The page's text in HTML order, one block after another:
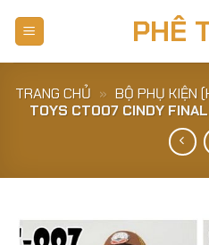
PHÊ
TRANG CHỦ » BỘ PHỤ KIỆN
TOYS CT007 CINDY